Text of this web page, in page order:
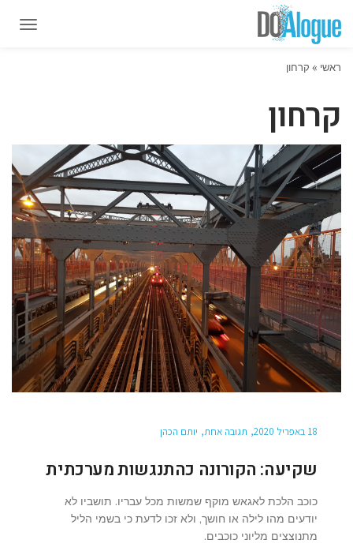
ראשי » קרחון
קרחון
18 באפריל 2020 תגובה אחת יותם הכהן
שקיעה: הקורונה כהתנגשות מערכתית
כוכב הלכת לאגאש מוקף שמשות מכל עבריו. תושביו לא
יודעים מהו לילה או חושך, ולא זכו לדעת כי בשמי הליל
מתנוצצים מליוני כוכבים.